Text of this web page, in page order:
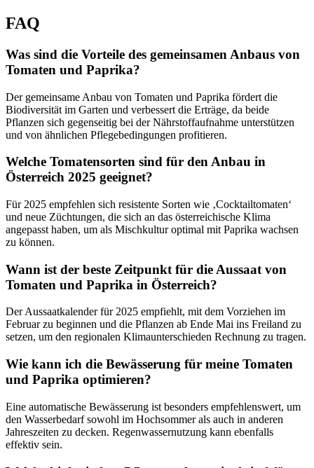
FAQ
Was sind die Vorteile des gemeinsamen Anbaus von
Tomaten und Paprika?
Der gemeinsame Anbau von Tomaten und Paprika fördert die
Biodiversität im Garten und verbessert die Erträge, da beide
Pflanzen sich gegenseitig bei der Nährstoffaufnahme unterstützen
und von ähnlichen Pflegebedingungen profitieren.
Welche Tomatensorten sind für den Anbau in
Österreich 2025 geeignet?
Für 2025 empfehlen sich resistente Sorten wie ‚Cocktailtomaten‘
und neue Züchtungen, die sich an das österreichische Klima
angepasst haben, um als Mischkultur optimal mit Paprika wachsen
zu können.
Wann ist der beste Zeitpunkt für die Aussaat von
Tomaten und Paprika in Österreich?
Der Aussaatkalender für 2025 empfiehlt, mit dem Vorziehen im
Februar zu beginnen und die Pflanzen ab Ende Mai ins Freiland zu
setzen, um den regionalen Klimaunterschieden Rechnung zu tragen.
Wie kann ich die Bewässerung für meine Tomaten
und Paprika optimieren?
Eine automatische Bewässerung ist besonders empfehlenswert, um
den Wasserbedarf sowohl im Hochsommer als auch in anderen
Jahreszeiten zu decken. Regenwassernutzung kann ebenfalls
effektiv sein.